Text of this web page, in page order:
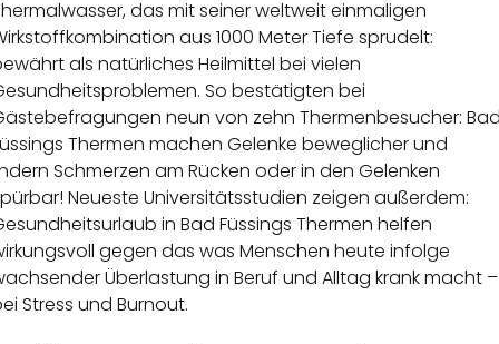
das mit seiner weltweit einmaligen
aus 1000 Meter Tiefe sprudelt:
als natürliches Heilmittel bei vielen
So bestätigten bei
neun von zehn Thermenbesucher:
Thermen machen Gelenke beweglicher und
Schmerzen am Rücken oder in den Gelenken
Neueste Universitätsstudien zeigen außerdem:
in Bad Füssings Thermen helfen
gegen das was Menschen heute infolge
Überlastung in Beruf und Alltag krank macht –
Stress und Burnout.